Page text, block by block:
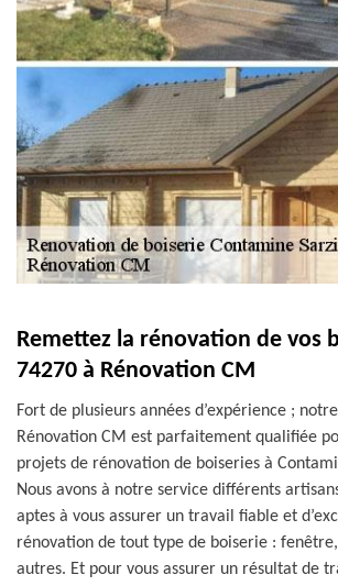
Remettez la rénovation de vos
74270 à Rénovation CM
Fort de plusieurs années d’expérience ;
Rénovation CM est parfaitement qualifiée
projets de rénovation de boiseries à
Nous avons à notre service différents
aptes à vous assurer un travail fiable et
rénovation de tout type de boiserie :
autres. Et pour vous assurer un résultat de